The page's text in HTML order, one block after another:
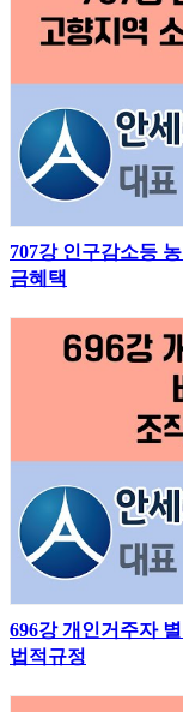
707강 인구감소등
금혜택
696강 개인거주자
법적규정